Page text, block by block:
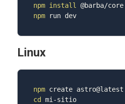
npm install
npm run dev
Linux
npm
cd